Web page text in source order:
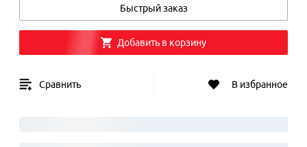
Быстрый заказ
Добавить в корзину
Сравнить В избранное